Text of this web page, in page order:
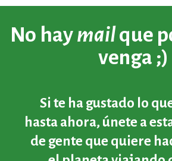
Responsable : Elena de Julián. Finalidad:
los contenidos del blog y promociones
es gracias a tu consentimiento.
MailChimp. Podrás ejercer tusDerechosde
Rectificación, Limitación o Suprimir tus datos
Política de privacidad.